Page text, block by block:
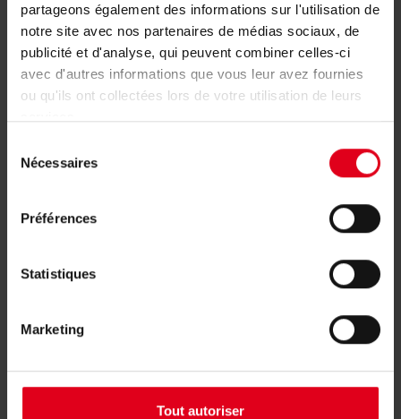
partageons également des informations sur l'utilisation de
notre site avec nos partenaires de médias sociaux, de
publicité et d'analyse, qui peuvent combiner celles-ci
avec d'autres informations que vous leur avez fournies
ou qu'ils ont collectées lors de votre utilisation de leurs
Nécessaires
Préférences
Statistiques
Marketing
Tout autoriser
chargé d'affaires de votre région.
Trouvez le chargé d'affaires de votre
région
Produits associés